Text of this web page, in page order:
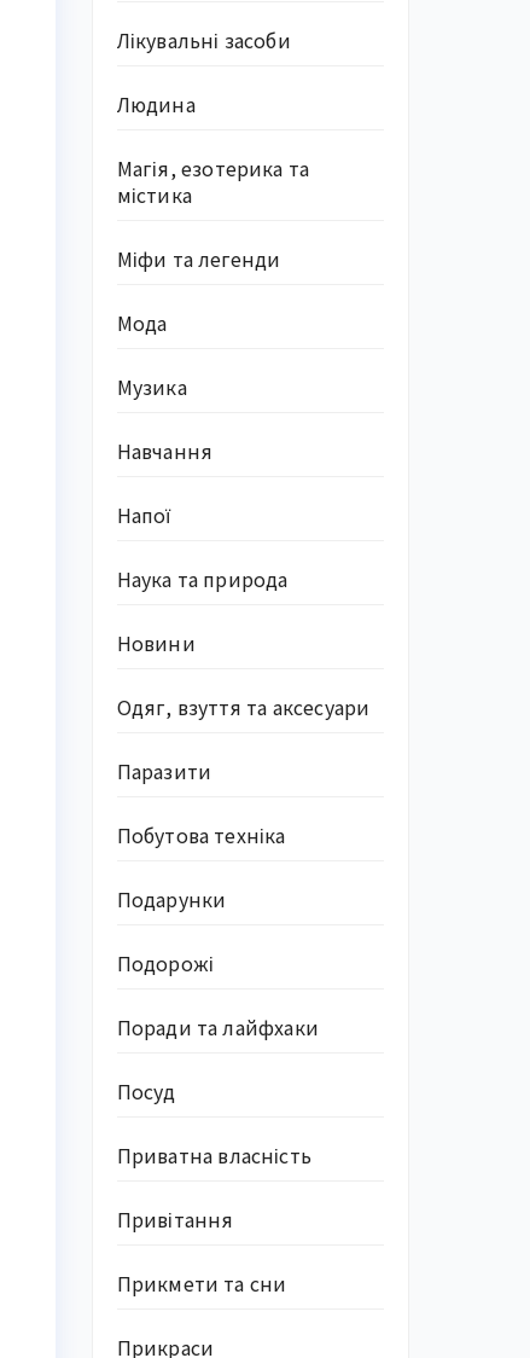
Лікувальні засоби
Людина
Магія, езотерика та
містика
Міфи та легенди
Мода
Музика
Навчання
Напої
Наука та природа
Новини
Одяг, взуття та аксесуари
Паразити
Побутова техніка
Подарунки
Подорожі
Поради та лайфхаки
Посуд
Приватна власність
Привітання
Прикмети та сни
Прикраси